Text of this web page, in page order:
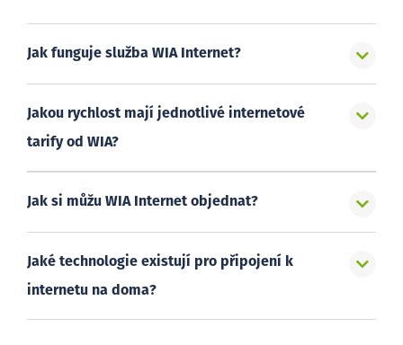
Jak funguje služba WIA Internet?
Jakou rychlost mají jednotlivé internetové
tarify od WIA?
Jak si můžu WIA Internet objednat?
Jaké technologie existují pro připojení k
internetu na doma?